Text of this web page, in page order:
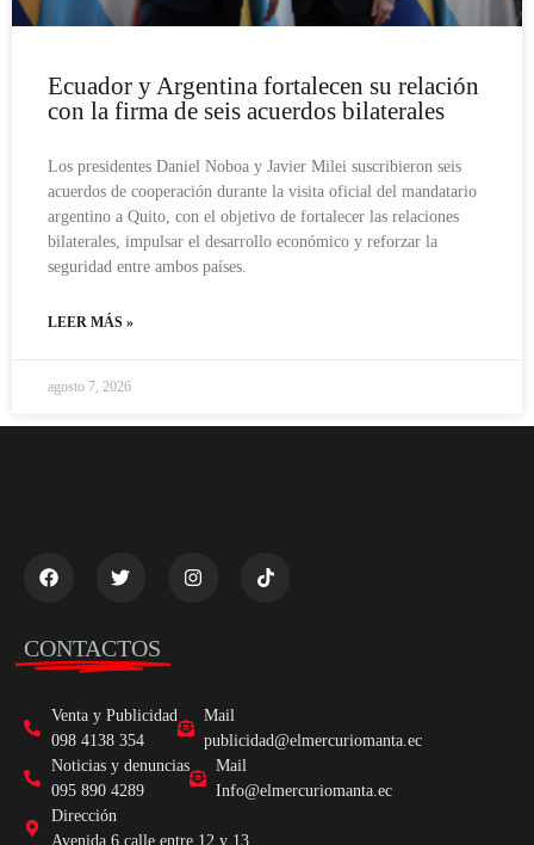
Ecuador y Argentina fortalecen su relación
con la firma de seis acuerdos bilaterales
Los presidentes Daniel Noboa y Javier Milei suscribieron seis
acuerdos de cooperación durante la visita oficial del mandatario
argentino a Quito, con el objetivo de fortalecer las relaciones
bilaterales, impulsar el desarrollo económico y reforzar la
seguridad entre ambos países.
LEER MÁS »
agosto 7, 2026
CONTACTOS
Venta y Publicidad
098 4138 354
Mail
publicidad@elmercuriomanta.ec
Noticias y denuncias
095 890 4289
Mail
Info@elmercuriomanta.ec
Dirección
Avenida 6 calle entre 12 y 13